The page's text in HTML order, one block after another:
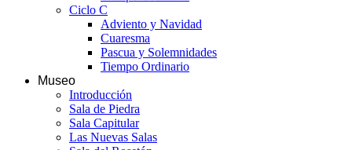
Ciclo C
Adviento y Navidad
Cuaresma
Pascua y Solemnidades
Tiempo Ordinario
Museo
Introducción
Sala de Piedra
Sala Capitular
Las Nuevas Salas